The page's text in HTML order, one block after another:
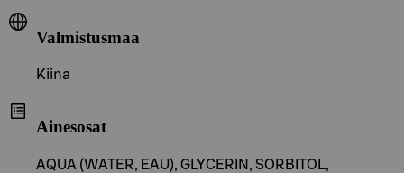
Valmistusmaa
Kiina
Ainesosat
AQUA (WATER, EAU), GLYCERIN, SORBITOL,